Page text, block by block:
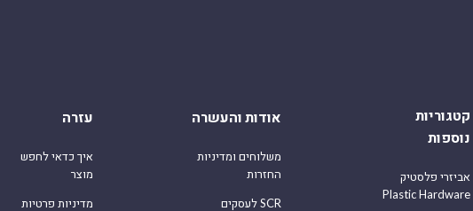
קטגוריות
נוספות
אביזרי פלסטיק
Plastic Hardware
אודות והעשרה
משלוחים ומדיניות
החזרות
לעסקים SCR
עזרה
איך כדאי לחפש
מוצר
מדיניות פרטיות